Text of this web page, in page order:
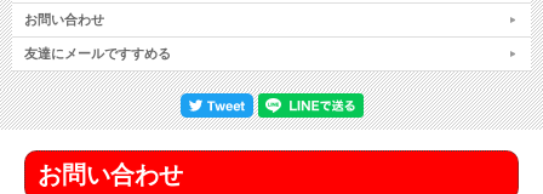
お問い合わせ
友達にメールですすめる
お問い合わせ